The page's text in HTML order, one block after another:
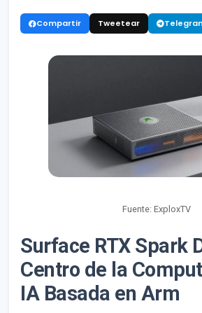
Compartir Tweetear
Fuente: ExploxTV
Surface RTX Spark
Centro de la
IA Basada en Arm